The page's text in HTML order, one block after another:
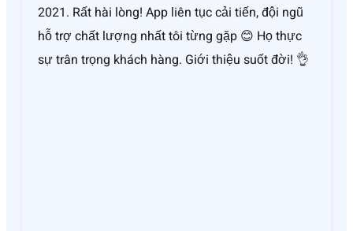
2021. Rất hài lòng! App liên tục cải tiến, đội ngũ
hỗ trợ chất lượng nhất tôi từng gặp 😊 Họ thực
sự trân trọng khách hàng. Giới thiệu suốt đời! 👌